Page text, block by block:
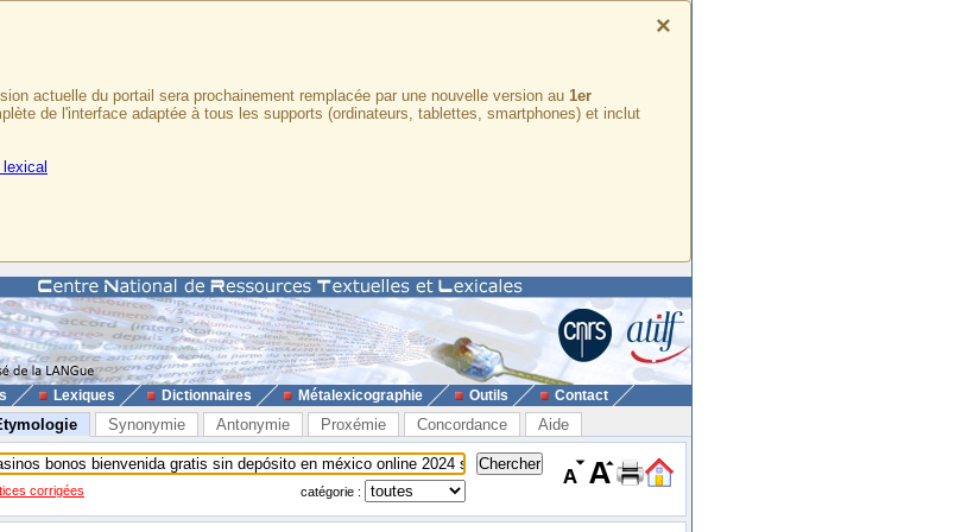
×
actuelle du portail sera prochainement remplacée par une nouvelle version au 1er
de l'interface adaptée à tous les supports (ordinateurs, tablettes, smartphones) et inclut
lexical
Lexiques Dictionnaires Métalexicographie Outils Contact
Synonymie Antonymie Proxémie Concordance Aide
corrigées catégorie :